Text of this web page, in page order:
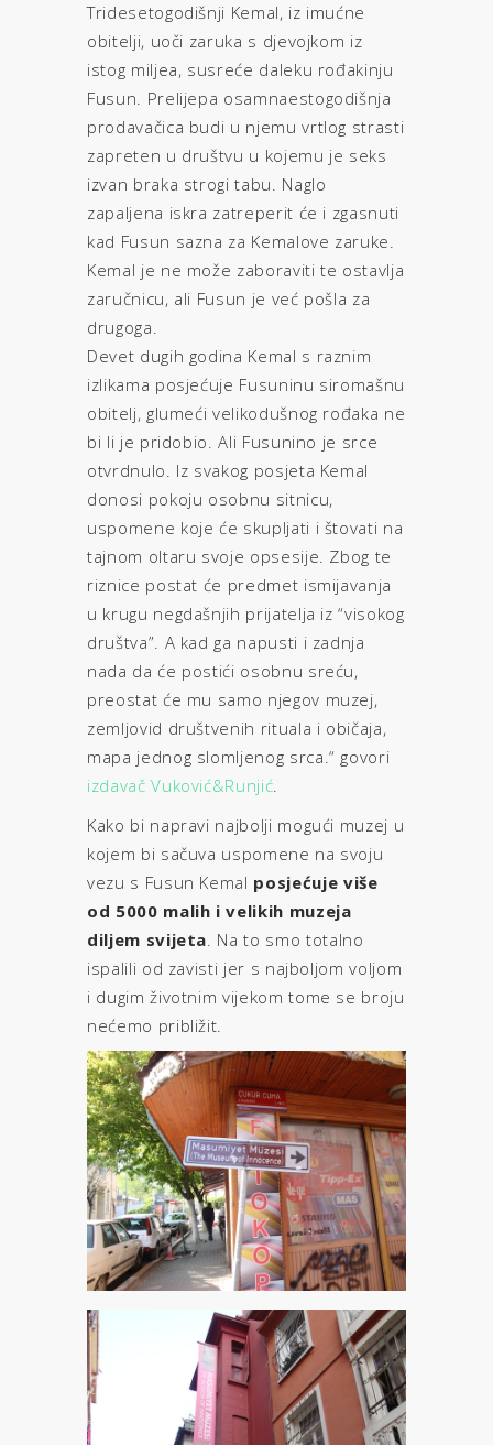
Tridesetogodišnji Kemal, iz imućne
obitelji, uoči zaruka s djevojkom iz
istog miljea, susreće daleku rođakinju
Fusun. Prelijepa osamnaestogodišnja
prodavačica budi u njemu vrtlog strasti
zapreten u društvu u kojemu je seks
izvan braka strogi tabu. Naglo
zapaljena iskra zatreperit će i zgasnuti
kad Fusun sazna za Kemalove zaruke.
Kemal je ne može zaboraviti te ostavlja
zaručnicu, ali Fusun je već pošla za
drugoga.
Devet dugih godina Kemal s raznim
izlikama posjećuje Fusuninu siromašnu
obitelj, glumeći velikodušnog rođaka ne
bi li je pridobio. Ali Fusunino je srce
otvrdnulo. Iz svakog posjeta Kemal
donosi pokoju osobnu sitnicu,
uspomene koje će skupljati i štovati na
tajnom oltaru svoje opsesije. Zbog te
riznice postat će predmet ismijavanja
u krugu negdašnjih prijatelja iz “visokog
društva”. A kad ga napusti i zadnja
nada da će postići osobnu sreću,
preostat će mu samo njegov muzej,
zemljovid društvenih rituala i običaja,
mapa jednog slomljenog srca.“ govori
izdavač Vuković&Runjić.
Kako bi napravi najbolji mogući muzej u
kojem bi sačuva uspomene na svoju
vezu s Fusun Kemal posjećuje više
od 5000 malih i velikih muzeja
diljem svijeta. Na to smo totalno
ispalili od zavisti jer s najboljom voljom
i dugim životnim vijekom tome se broju
nećemo približit.